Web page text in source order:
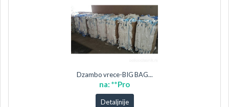
Dzambo vrece-BIG BAG...
na: **Pro
Detaljnije